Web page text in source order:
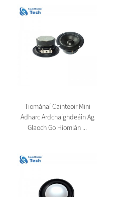
Tiománaí Cainteoir Mini
Adharc Ardchaighdeáin Ag
Glaoch Go Hiomlán ...